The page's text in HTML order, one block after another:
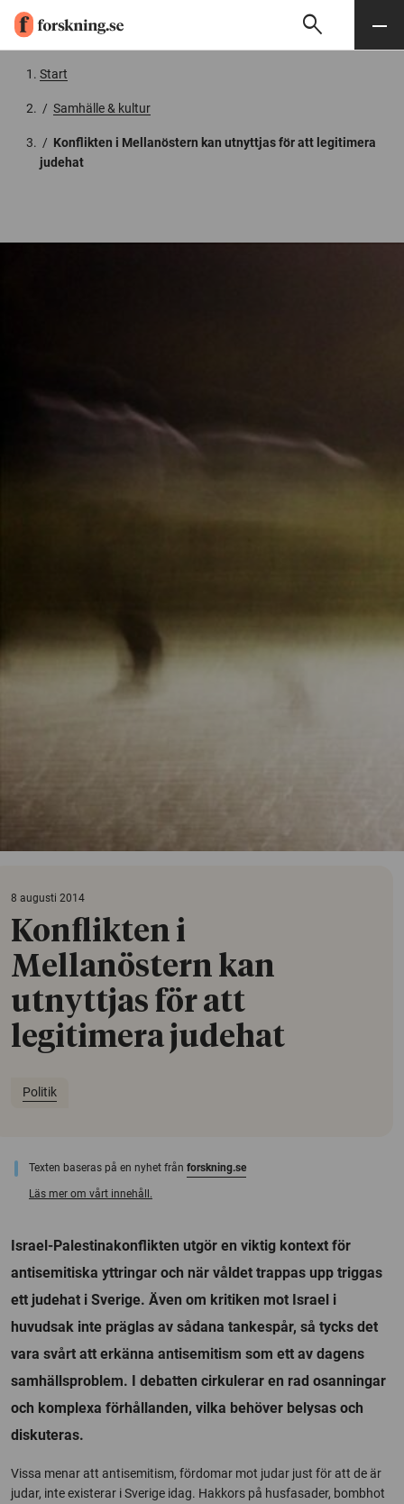
Söksearch Meny
Start
/ Samhälle & kultur
/ Konflikten i Mellanöstern kan utnyttjas för att legitimera
judehat
8 augusti 2014
Konflikten i
Mellanöstern kan
utnyttjas för att
legitimera judehat
Politik
Texten baseras på en nyhet från forskning.se
Läs mer om vårt innehåll.
Israel-Palestinakonflikten utgör en viktig kontext för
antisemitiska yttringar och när våldet trappas upp triggas
ett judehat i Sverige. Även om kritiken mot Israel i
huvudsak inte präglas av sådana tankespår, så tycks det
vara svårt att erkänna antisemitism som ett av dagens
samhällsproblem. I debatten cirkulerar en rad osanningar
och komplexa förhållanden, vilka behöver belysas och
diskuteras.
Vissa menar att antisemitism, fördomar mot judar just för att de är
judar, inte existerar i Sverige idag. Hakkors på husfasader, bombhot